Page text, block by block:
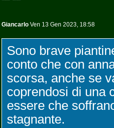
Giancarlo Ven 13 Gen 2023, 18:58
Sono brave
conto che con
scorsa, anche se
coprendosi di una
essere che
stagnante.